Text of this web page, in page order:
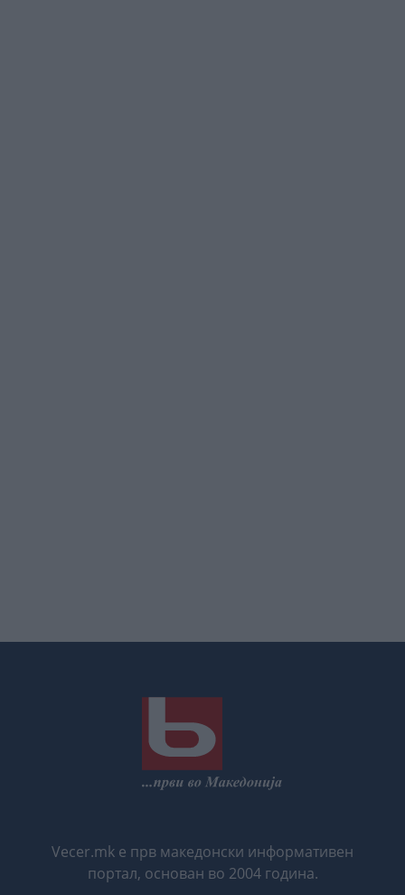
Vecer.mk е прв македонски информативен
портал, основан во 2004 година.